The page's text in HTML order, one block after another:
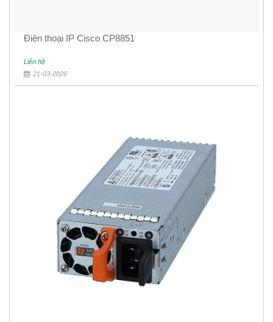
Điện thoại IP Cisco CP8851
Liên hệ
21-03-2026